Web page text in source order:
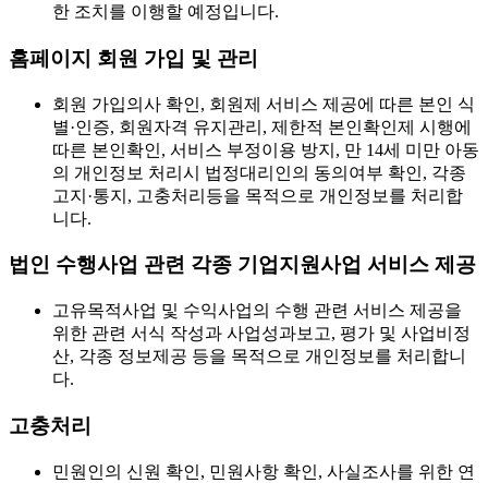
한 조치를 이행할 예정입니다.
홈페이지 회원 가입 및 관리
회원 가입의사 확인, 회원제 서비스 제공에 따른 본인 식
별·인증, 회원자격 유지관리, 제한적 본인확인제 시행에
따른 본인확인, 서비스 부정이용 방지, 만 14세 미만 아동
의 개인정보 처리시 법정대리인의 동의여부 확인, 각종
고지·통지, 고충처리등을 목적으로 개인정보를 처리합
니다.
법인 수행사업 관련 각종 기업지원사업 서비스 제공
고유목적사업 및 수익사업의 수행 관련 서비스 제공을
위한 관련 서식 작성과 사업성과보고, 평가 및 사업비정
산, 각종 정보제공 등을 목적으로 개인정보를 처리합니
다.
고충처리
민원인의 신원 확인, 민원사항 확인, 사실조사를 위한 연